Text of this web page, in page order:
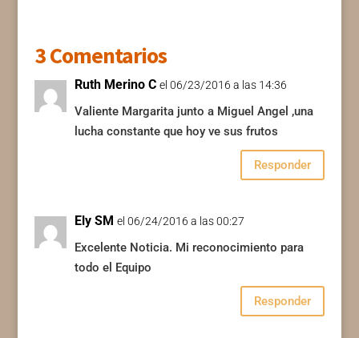
3 Comentarios
Ruth Merino C el 06/23/2016 a las 14:36
Valiente Margarita junto a Miguel Angel ,una
lucha constante que hoy ve sus frutos
Responder
Ely SM el 06/24/2016 a las 00:27
Excelente Noticia. Mi reconocimiento para
todo el Equipo
Responder